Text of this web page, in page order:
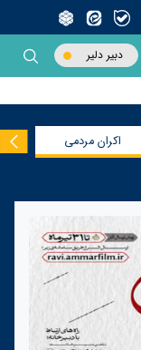
دبیر دلیر
اکران مردمی